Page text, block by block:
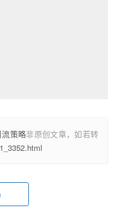
策略非原创文章，如若转